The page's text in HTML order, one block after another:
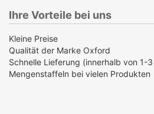
Ihre Vorteile bei uns
Kleine Preise
Qualität der Marke Oxford
Schnelle Lieferung (innerhalb von 1-
Mengenstaffeln bei vielen Produkten